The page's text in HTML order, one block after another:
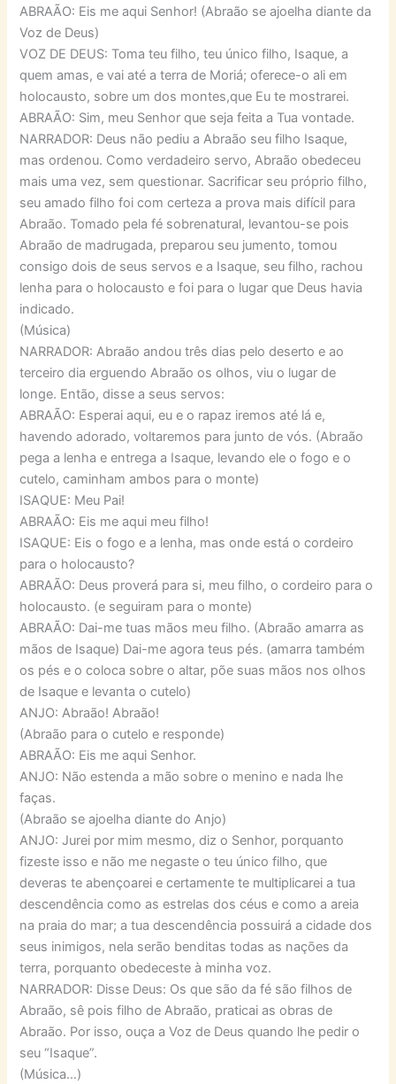
ABRAÃO: Eis me aqui Senhor! (Abraão se ajoelha diante da
Voz de Deus)
VOZ DE DEUS: Toma teu filho, teu único filho, Isaque, a
quem amas, e vai até a terra de Moriá; oferece-o ali em
holocausto, sobre um dos montes,que Eu te mostrarei.
ABRAÃO: Sim, meu Senhor que seja feita a Tua vontade.
NARRADOR: Deus não pediu a Abraão seu filho Isaque,
mas ordenou. Como verdadeiro servo, Abraão obedeceu
mais uma vez, sem questionar. Sacrificar seu próprio filho,
seu amado filho foi com certeza a prova mais difícil para
Abraão. Tomado pela fé sobrenatural, levantou-se pois
Abraão de madrugada, preparou seu jumento, tomou
consigo dois de seus servos e a Isaque, seu filho, rachou
lenha para o holocausto e foi para o lugar que Deus havia
indicado.
(Música)
NARRADOR: Abraão andou três dias pelo deserto e ao
terceiro dia erguendo Abraão os olhos, viu o lugar de
longe. Então, disse a seus servos:
ABRAÃO: Esperai aqui, eu e o rapaz iremos até lá e,
havendo adorado, voltaremos para junto de vós. (Abraão
pega a lenha e entrega a Isaque, levando ele o fogo e o
cutelo, caminham ambos para o monte)
ISAQUE: Meu Pai!
ABRAÃO: Eis me aqui meu filho!
ISAQUE: Eis o fogo e a lenha, mas onde está o cordeiro
para o holocausto?
ABRAÃO: Deus proverá para si, meu filho, o cordeiro para o
holocausto. (e seguiram para o monte)
ABRAÃO: Dai-me tuas mãos meu filho. (Abraão amarra as
mãos de Isaque) Dai-me agora teus pés. (amarra também
os pés e o coloca sobre o altar, põe suas mãos nos olhos
de Isaque e levanta o cutelo)
ANJO: Abraão! Abraão!
(Abraão para o cutelo e responde)
ABRAÃO: Eis me aqui Senhor.
ANJO: Não estenda a mão sobre o menino e nada lhe
faças.
(Abraão se ajoelha diante do Anjo)
ANJO: Jurei por mim mesmo, diz o Senhor, porquanto
fizeste isso e não me negaste o teu único filho, que
deveras te abençoarei e certamente te multiplicarei a tua
descendência como as estrelas dos céus e como a areia
na praia do mar; a tua descendência possuirá a cidade dos
seus inimigos, nela serão benditas todas as nações da
terra, porquanto obedeceste à minha voz.
NARRADOR: Disse Deus: Os que são da fé são filhos de
Abraão, sê pois filho de Abraão, praticai as obras de
Abraão. Por isso, ouça a Voz de Deus quando lhe pedir o
seu “Isaque”.
(Música…)